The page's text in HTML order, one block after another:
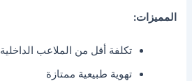
المميزات:
تكلفة أقل من الملاعب الداخلية
تهوية طبيعية ممتازة